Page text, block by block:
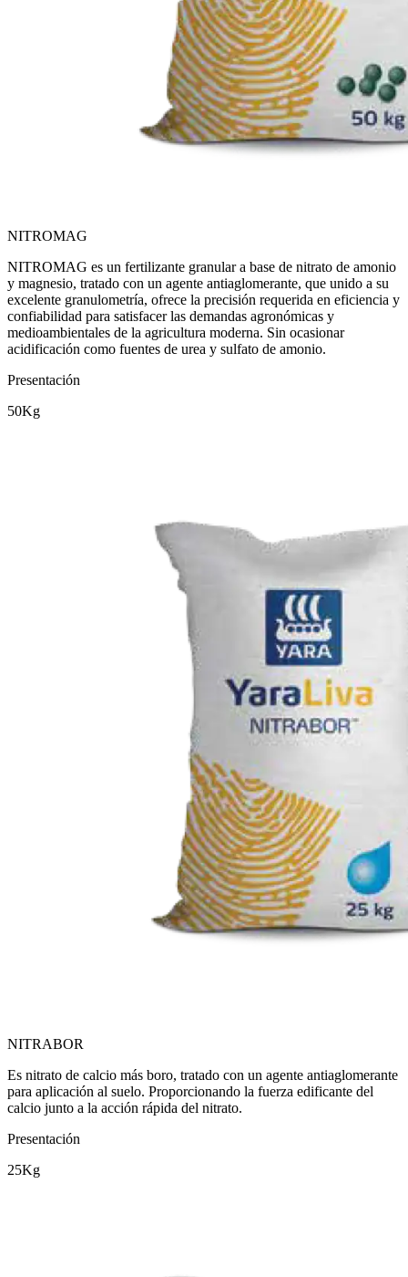
NITROMAG
NITROMAG es un fertilizante granular a base de nitrato de amonio
y magnesio, tratado con un agente antiaglomerante, que unido a su
excelente granulometría, ofrece la precisión requerida en eficiencia y
confiabilidad para satisfacer las demandas agronómicas y
medioambientales de la agricultura moderna. Sin ocasionar
acidificación como fuentes de urea y sulfato de amonio.
Presentación
50Kg
NITRABOR
Es nitrato de calcio más boro, tratado con un agente antiaglomerante
para aplicación al suelo. Proporcionando la fuerza edificante del
calcio junto a la acción rápida del nitrato.
Presentación
25Kg